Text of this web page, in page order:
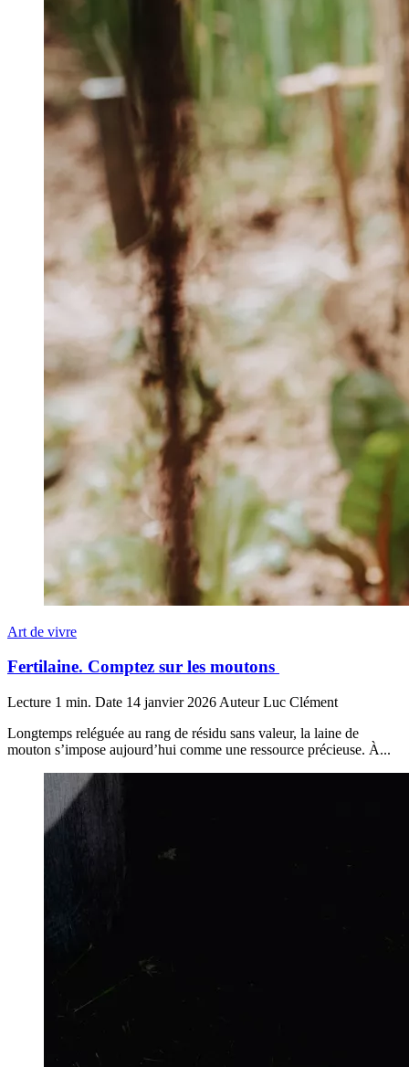
Art de vivre
Fertilaine. Comptez sur les moutons
Lecture 1 min. Date 14 janvier 2026 Auteur Luc Clément
Longtemps reléguée au rang de résidu sans valeur, la laine de
mouton s’impose aujourd’hui comme une ressource précieuse. À...